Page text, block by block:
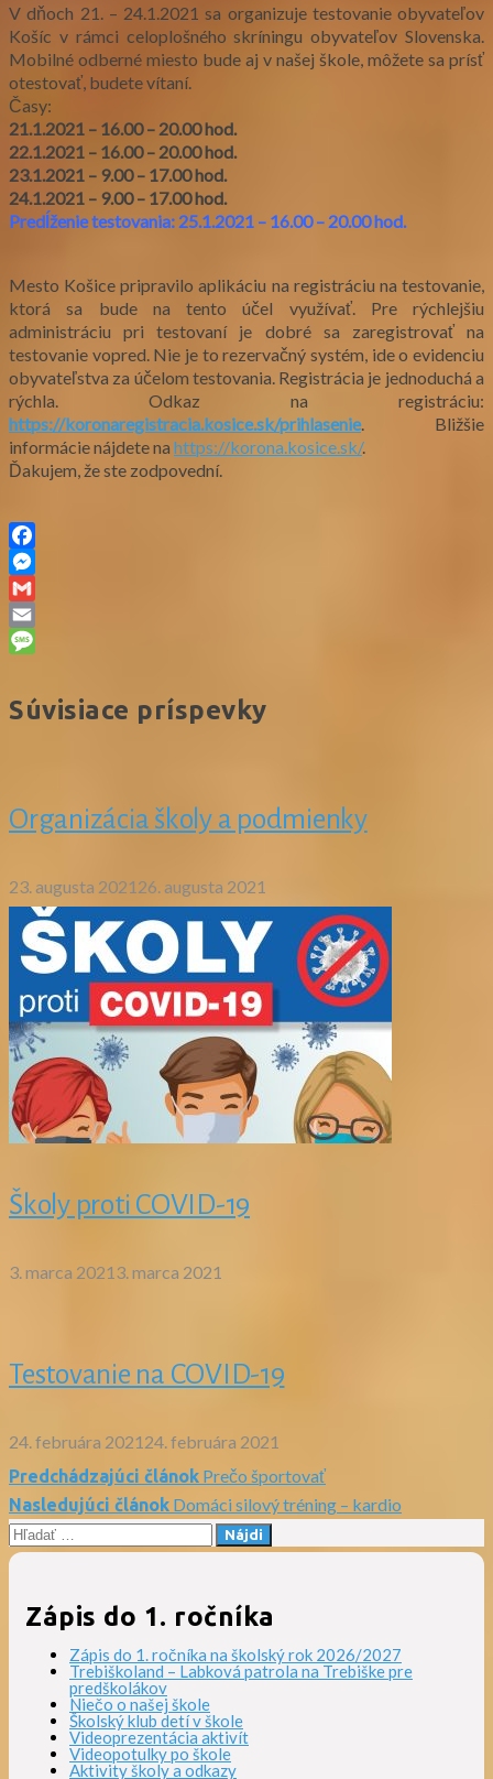
V dňoch 21. – 24.1.2021 sa organizuje testovanie obyvateľov
Košíc v rámci celoplošného skríningu obyvateľov Slovenska.
Mobilné odberné miesto bude aj v našej škole, môžete sa prísť
otestovať, budete vítaní.
Časy:
21.1.2021 – 16.00 – 20.00 hod.
22.1.2021 – 16.00 – 20.00 hod.
23.1.2021 – 9.00 – 17.00 hod.
24.1.2021 – 9.00 – 17.00 hod.
Predĺženie testovania: 25.1.2021 – 16.00 – 20.00 hod.
Mesto Košice pripravilo aplikáciu na registráciu na testovanie,
ktorá sa bude na tento účel využívať. Pre rýchlejšiu
administráciu pri testovaní je dobré sa zaregistrovať na
testovanie vopred. Nie je to rezervačný systém, ide o evidenciu
obyvateľstva za účelom testovania. Registrácia je jednoduchá a
rýchla. Odkaz na registráciu:
https://koronaregistracia.kosice.sk/prihlasenie. Bližšie
informácie nájdete na https://korona.kosice.sk/.
Ďakujem, že ste zodpovední.
Facebook
Messenger
Gmail
Email
Súvisiace príspevky
Organizácia školy a podmienky
23. augusta 2021 26. augusta 2021
Školy proti COVID-19
3. marca 2021 3. marca 2021
Testovanie na COVID-19
24. februára 2021 24. februára 2021
Navigácia
v
článku
Predchádzajúci článok Prečo športovať
Nasledujúci článok Domáci silový tréning – kardio
Hľadať:
Zápis do 1. ročníka
Zápis do 1. ročníka na školský rok 2026/2027
Trebiškoland – Labková patrola na Trebiške pre
predškolákov
Niečo o našej škole
Školský klub detí v škole
Videoprezentácia aktivít
Videopotulky po škole
Aktivity školy a odkazy